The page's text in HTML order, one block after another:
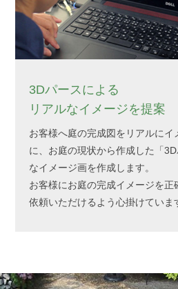
3Dパースによる
リアルなイメージを提案
お客様へ庭の完成図をリアルにイ
に、お庭の現状から作成した「
なイメージ画を作成します。
お客様にお庭の完成イメージを
依頼いただけるよう心掛けていま